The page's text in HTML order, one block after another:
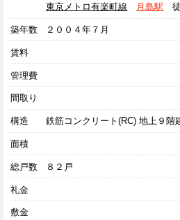
東京メトロ有楽町線
月島駅
築年数 ２００４年７月
賃料
管理費
間取り
構造 鉄筋コンクリート(RC) 地上９階
面積
総戸数 ８２戸
礼金
敷金